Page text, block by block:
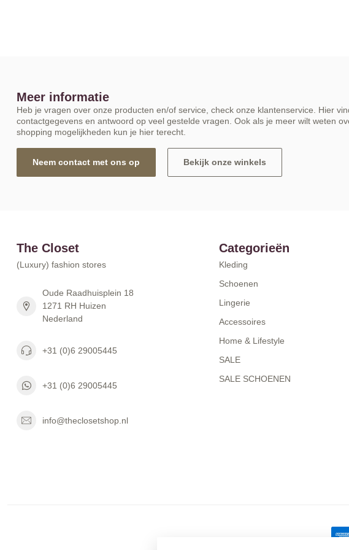
Meer informatie
Heb je vragen over onze producten en/of service, check onze klantenservice. Hier
contactgegevens en antwoord op veel gestelde vragen. Ook als je meer wilt weten
shopping mogelijkheden kun je hier terecht.
Neem contact met ons op Bekijk onze winkels
The Closet
(Luxury) fashion stores
Oude Raadhuisplein 18
1271 RH Huizen
Nederland
+31 (0)6 29005445
+31 (0)6 29005445
info@theclosetshop.nl
Categorieën
Kleding
Schoenen
Lingerie
Accessoires
Home & Lifestyle
SALE
SALE SCHOENEN